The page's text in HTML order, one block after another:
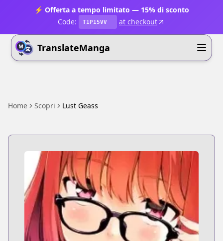
⚡ Offerta a tempo limitato — 15% di sconto
Code:
T1P15VV at checkout
TranslateManga
Home Scopri Lust Geass